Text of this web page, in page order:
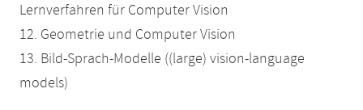
Lernverfahren für Computer Vision
12. Geometrie und Computer Vision
13. Bild-Sprach-Modelle ((large) vision-language
models)